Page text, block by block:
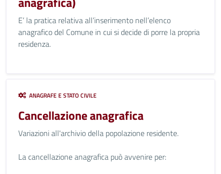
E’ la pratica relativa all’inserimento nell’elenco
anagrafico del Comune in cui si decide di porre la propria
residenza.
ANAGRAFE E STATO CIVILE
Cancellazione anagrafica
Variazioni all'archivio della popolazione residente.
La cancellazione anagrafica può avvenire per: